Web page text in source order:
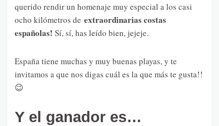
querido rendir un homenaje muy especial a los casi
ocho kilómetros de extraordinarias costas
españolas! Sí, sí, has leído bien, jejeje.
España tiene muchas y muy buenas playas, y te
invitamos a que nos digas cuál es la que más te gusta!!
😉
Y el ganador es…